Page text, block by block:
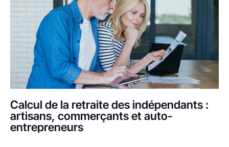
Calcul de la retraite des indépendants :
artisans, commerçants et auto-
entrepreneurs